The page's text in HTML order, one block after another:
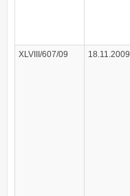
XLVIII/607/09 18.11.2009